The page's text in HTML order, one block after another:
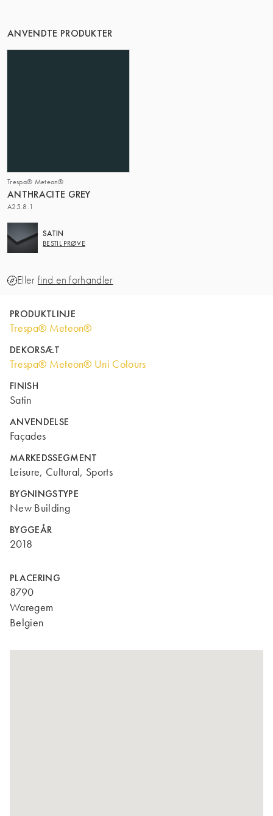
ANVENDTE PRODUKTER
Trespa® Meteon®
ANTHRACITE GREY
A25.8.1
SATIN
BESTIL PRØVE
Eller find en forhandler
PRODUKTLINJE
Trespa® Meteon®
DEKORSÆT
Trespa® Meteon® Uni Colours
FINISH
Satin
ANVENDELSE
Façades
MARKEDSSEGMENT
Leisure, Cultural, Sports
BYGNINGSTYPE
New Building
BYGGEÅR
2018
PLACERING
8790
Waregem
Belgien